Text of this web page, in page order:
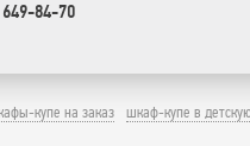
84-70
купе на заказ шкаф-купе в